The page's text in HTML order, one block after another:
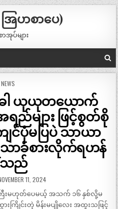
ြပာစာပေ)
အုပ်များ
POSTED
IN
NEWS
ခါ ယုယုတယောက်
များ ဖြင့်စွတ်စို
င်ပုံမပြပဲ သာယာ
ာခံစားလိုက်ရဟန်
ည်
11, 2024
မဟုတ်ပေမယ့် အသက် ၁၆ နှစ်လို့မ
ကြိုင်းတဲ့ မိန်းမပျိုလေး အထူးသဖြင့်